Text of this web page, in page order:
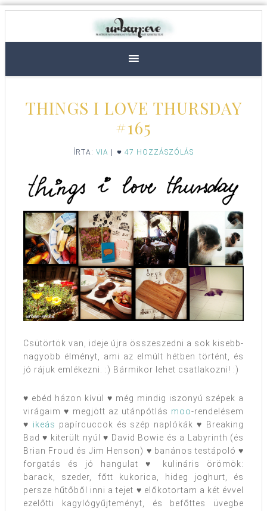
THINGS I LOVE THURSDAY
#165
ÍRTA: VIA 47 HOZZÁSZÓLÁS
Csütörtök van, ideje újra összeszedni a sok kisebb-
nagyobb élményt, ami az elmúlt hétben történt, és
jó rájuk emlékezni. :) Bármikor lehet csatlakozni! :)
♥ ebéd házon kívül ♥ még mindig iszonyú szépek a
virágaim ♥ megjött az utánpótlás moo-rendelésem
♥ ikeás papírcuccok és szép naplókák ♥ Breaking
Bad ♥ kiterült nyúl ♥ David Bowie és a Labyrinth (és
Brian Froud és Jim Henson) ♥ banános testápoló ♥
forgatás és jó hangulat ♥ kulináris örömök:
barack, szeder, főtt kukorica, hideg joghurt, és
persze hűtőből inni a tejet ♥ előkotortam a két évvel
ezelőtti kagylógyűjteményt, és befőttes üvegbe